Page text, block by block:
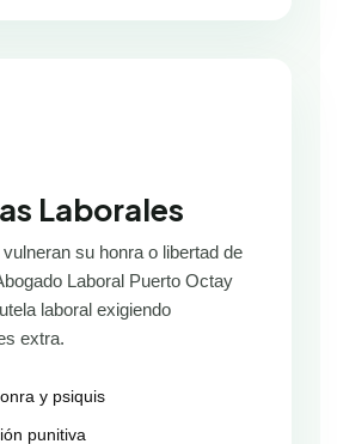
Laborales
su honra o libertad de
Laboral Puerto Octay
laboral exigiendo
extra.
y psiquis
punitiva